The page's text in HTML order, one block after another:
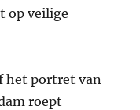
op veilige
het portret van
roept